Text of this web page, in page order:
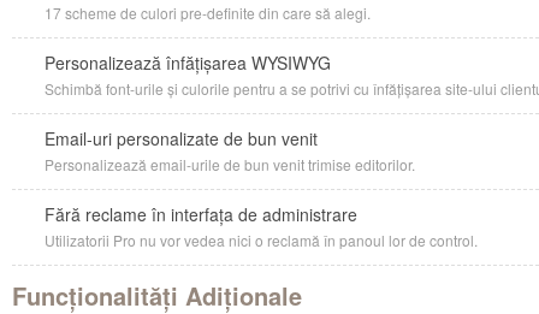
17 scheme de culori pre-definite din care să alegi.
Personalizează înfățișarea WYSIWYG
Schimbă font-urile și culorile pentru a se potrivi cu înfățișarea site-ului
Email-uri personalizate de bun venit
Personalizează email-urile de bun venit trimise editorilor.
Fără reclame în interfața de administrare
Utilizatorii Pro nu vor vedea nici o reclamă în panoul lor de control.
Funcționalități Adiționale